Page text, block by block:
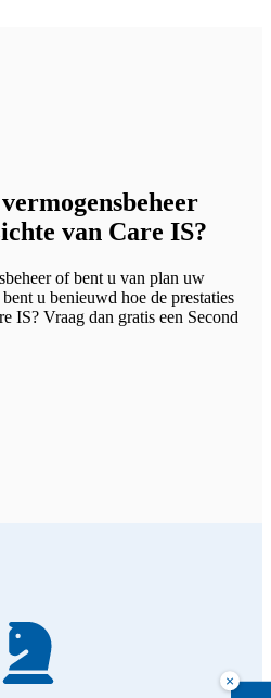
van Care IS?
of bent u van plan uw
u benieuwd hoe de prestaties
IS? Vraag dan gratis een Second
×